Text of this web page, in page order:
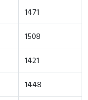
1471
1508
1421
1448